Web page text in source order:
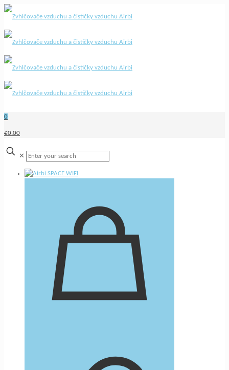
0
€0.00
✕